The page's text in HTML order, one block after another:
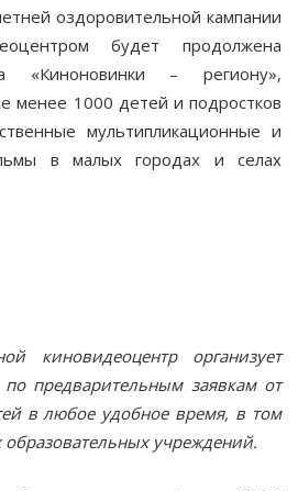
оздоровительной кампании
будет продолжена
«Киноновинки – региону»,
менее 1000 детей и подростков
мультипликационные и
в малых городах и селах
киновидеоцентр организует
предварительным заявкам от
в любое удобное время, в том
учреждений.